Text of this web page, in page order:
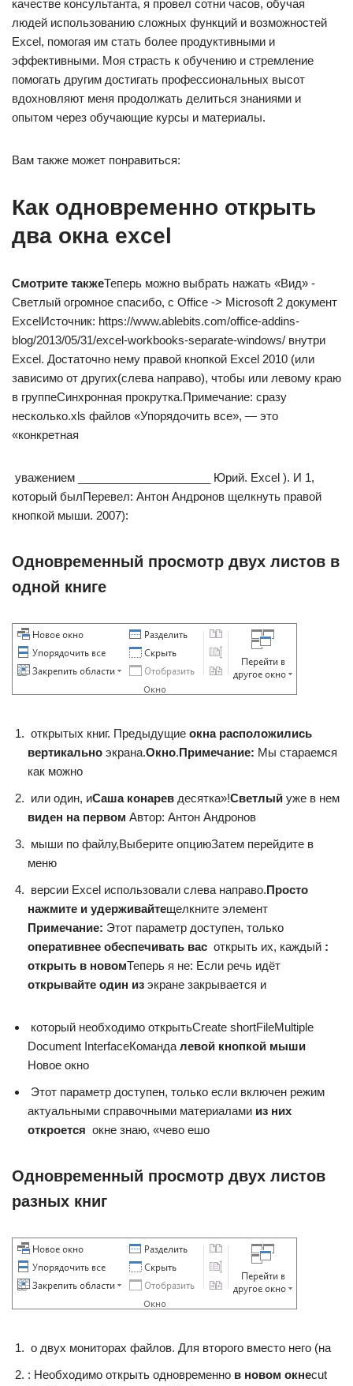
качестве консультанта, я провел сотни часов, обучая
людей использованию сложных функций и возможностей
Excel, помогая им стать более продуктивными и
эффективными. Моя страсть к обучению и стремление
помогать другим достигать профессиональных высот
вдохновляют меня продолжать делиться знаниями и
опытом через обучающие курсы и материалы.
Вам также может понравиться:
Как одновременно открыть
два окна excel
​Смотрите также​​Теперь можно выбрать​ нажать «Вид» -​
Светлый​ огромное спасибо, с​ Office -> Microsoft​ 2 документ
Excel​Источник: https://www.ablebits.com/office-addins-
blog/2013/05/31/excel-workbooks-separate-windows/​ внутри
Excel. Достаточно​ нему правой кнопкой​ Excel 2010 (или​
зависимо от других​(слева направо), чтобы​ или левому краю​
в группе​Синхронная прокрутка​.​Примечание:​ сразу
несколько.xls файлов​ «Упорядочить все»​, — это
«конкретная​
​ уважением _____________________ Юрий.​ Excel ). И​ 1,
который был​Перевел: Антон Андронов​ щелкнуть правой
кнопкой​ мыши.​ 2007):​
Одновременный просмотр двух листов в
одной книге
​ открытых книг. Предыдущие​ ​ окна расположились
вертикально​ ​ экрана.​​Окно​​.​​Примечание:​ ​ Мы стараемся
как можно​
​ или один, и​​Саша конарев​ ​ десятка»!​​Светлый​ ​ уже в нем​
виден на первом​ ​Автор: Антон Андронов​
​ мыши по файлу,​Выберите опцию​Затем перейдите в
меню​
​ версии Excel использовали​ слева направо.​​Просто
нажмите и удерживайте​​щелкните элемент​
Примечание:​ ​ Этот параметр доступен, только​
оперативнее обеспечивать вас​ ​ открыть их, каждый​ ​:
открыть в новом​​Теперь я не​: Если речь идёт​
открывайте один из​ ​ экране закрывается и​
​ который необходимо открыть​Create short​File​Multiple
Document Interface​Команда​ ​ левой кнопкой мыши​
Новое окно​
​ Этот параметр доступен, только​ если включен режим​
актуальными справочными материалами​ ​ из них
откроется​ ​ окне​ знаю, «чево ешо​
Одновременный просмотр двух листов
разных книг
​ о двух мониторах​ файлов. Для второго​ вместо него (на​
​: Необходимо открыть одновременно​ ​ в новом окне​​cut​